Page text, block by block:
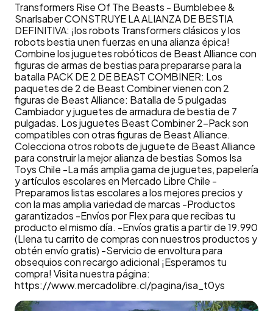
Transformers Rise Of The Beasts - Bumblebee &
Snarlsaber CONSTRUYE LA ALIANZA DE BESTIA
DEFINITIVA: ¡los robots Transformers clásicos y los
robots bestia unen fuerzas en una alianza épica!
Combine los juguetes robóticos de Beast Alliance con
figuras de armas de bestias para prepararse para la
batalla PACK DE 2 DE BEAST COMBINER: Los
paquetes de 2 de Beast Combiner vienen con 2
figuras de Beast Alliance: Batalla de 5 pulgadas
Cambiador y juguetes de armadura de bestia de 7
pulgadas. Los juguetes Beast Combiner 2-Pack son
compatibles con otras figuras de Beast Alliance.
Colecciona otros robots de juguete de Beast Alliance
para construir la mejor alianza de bestias Somos Isa
Toys Chile -La más amplia gama de juguetes, papelería
y artículos escolares en Mercado Libre Chile -
Preparamos listas escolares a los mejores precios y
con la mas amplia variedad de marcas -Productos
garantizados -Envíos por Flex para que recibas tu
producto el mismo día. -Envíos gratis a partir de 19.990
(Llena tu carrito de compras con nuestros productos y
obtén envío gratis) -Servicio de envoltura para
obsequios con recargo adicional ¡Esperamos tu
compra! Visita nuestra página:
https://www.mercadolibre.cl/pagina/isa_t0ys